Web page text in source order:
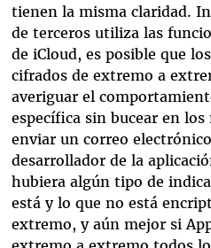
tienen la misma claridad.
de terceros utiliza las
de iCloud, es posible que
cifrados de extremo a
averiguar el
específica sin bucear en
enviar un correo
desarrollador de la
hubiera algún tipo de
está y lo que no está
extremo, y aún mejor si